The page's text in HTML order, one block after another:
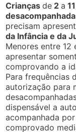
Criançasde 2a
precisam
da Infância e da
Menores entre 12
apresentar
comprovando a
Para frequências
autorização para
dispensável a
acompanhada
comprovado